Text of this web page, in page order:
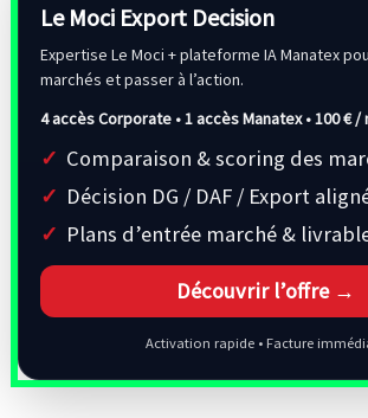
Le Moci Export Decision
Expertise Le Moci + plateforme IA Manatex
marchés et passer à l’action.
4 accès Corporate • 1 accès Manatex •100 € /
Comparaison & scoring des
Décision DG / DAF / Export
Plans d’entrée marché &
Découvrir l’offre →
Activation rapide • Facture